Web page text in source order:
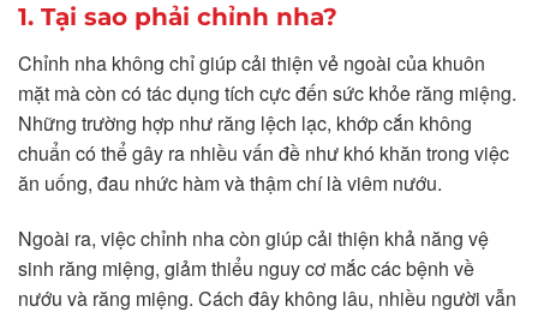
1. Tại sao phải chỉnh nha?
Chỉnh nha không chỉ giúp cải thiện vẻ ngoài của khuôn
mặt mà còn có tác dụng tích cực đến sức khỏe răng miệng.
Những trường hợp như răng lệch lạc, khớp cắn không
chuẩn có thể gây ra nhiều vấn đề như khó khăn trong việc
ăn uống, đau nhức hàm và thậm chí là viêm nướu.
Ngoài ra, việc chỉnh nha còn giúp cải thiện khả năng vệ
sinh răng miệng, giảm thiểu nguy cơ mắc các bệnh về
nướu và răng miệng. Cách đây không lâu, nhiều người vẫn